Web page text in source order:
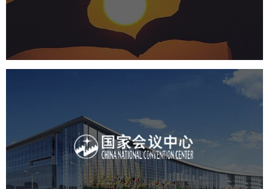
国企 品牌官网 网站建设
国家会议中心
专业服务 网站建设 网站设计